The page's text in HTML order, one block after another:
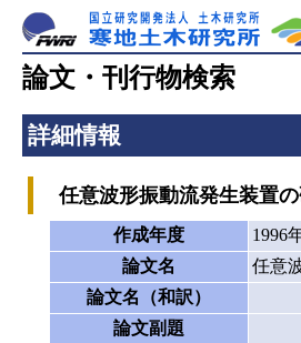
論文・刊行物検索
詳細情報
任意波形振動流発生装置
作成年度
1996
論文名
任意
論文名（和訳）
論文副題